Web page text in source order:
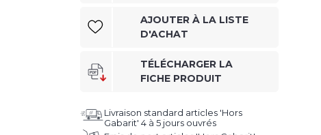
AJOUTER À LA LISTE
D'ACHAT
TÉLÉCHARGER LA
FICHE PRODUIT
Livraison standard articles 'Hors
Gabarit' 4 à 5 jours ouvrés